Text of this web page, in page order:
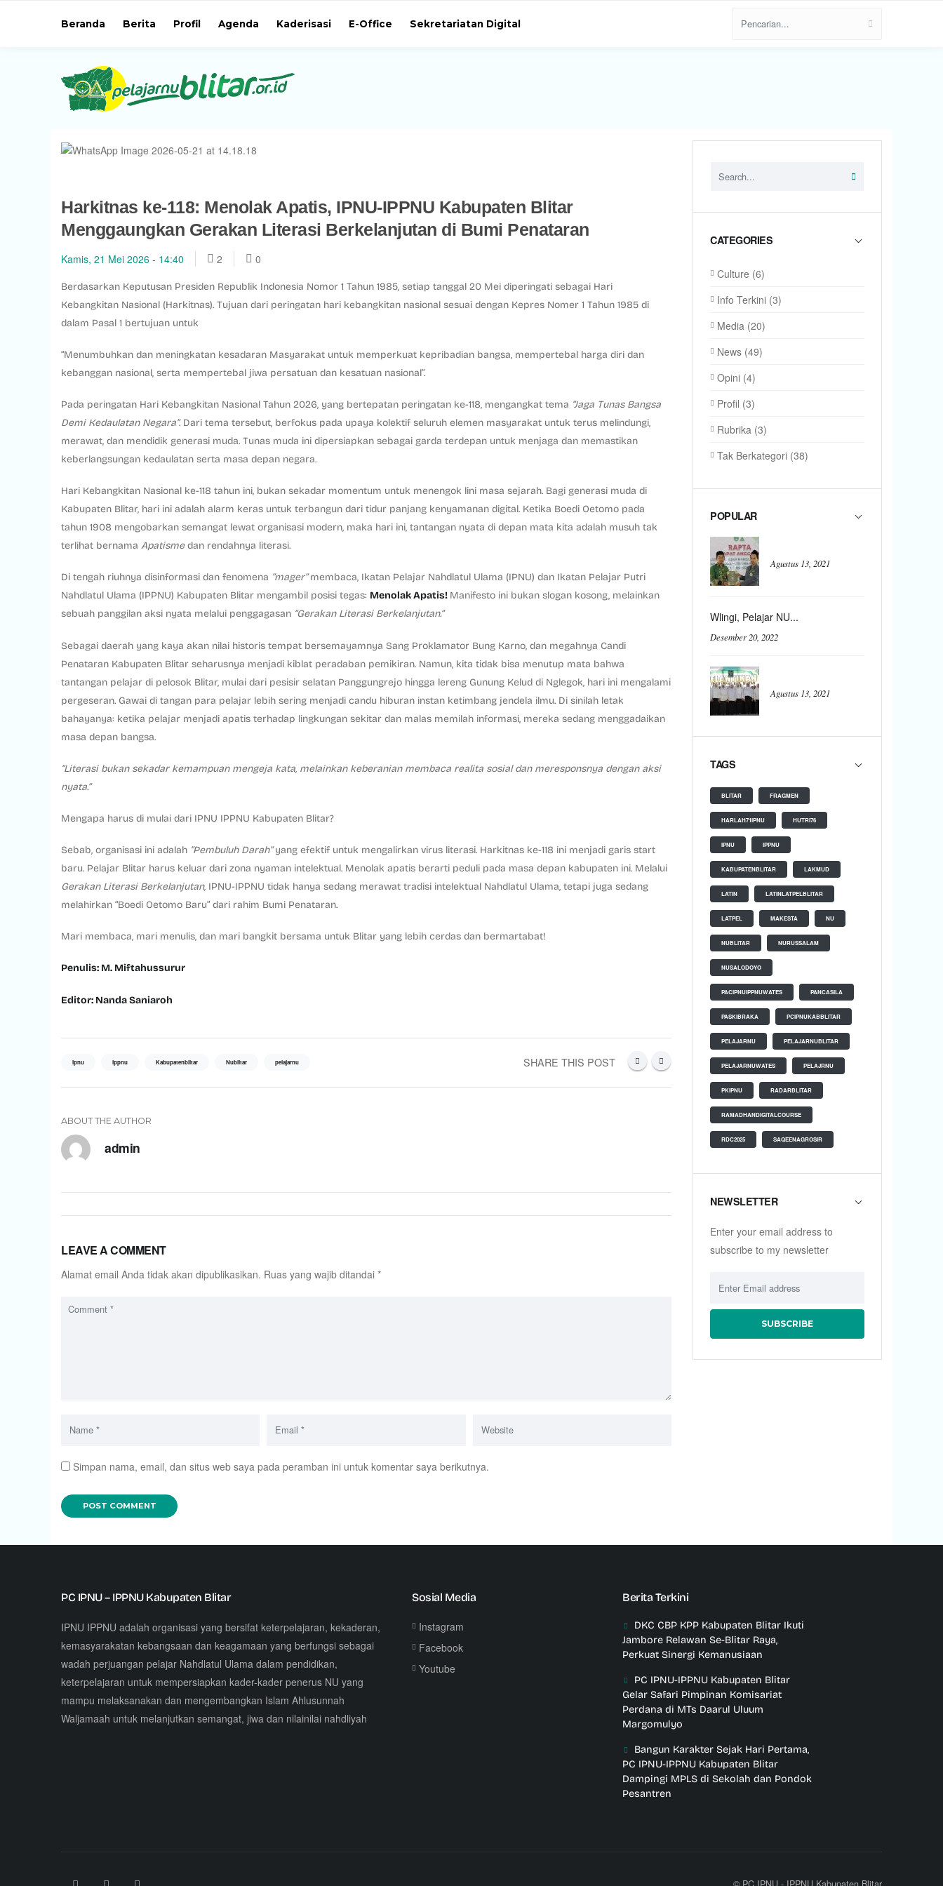
Beranda Berita Profil Agenda Kaderisasi E-Office Sekretariatan Digital
CATEGORIES
Culture (6)
Info Terkini (3)
Media (20)
News (49)
Opini (4)
Profil (3)
Rubrika (3)
Tak Berkategori (38)
POPULAR
Agustus 13, 2021
Wlingi, Pelajar NU...
Desember 20, 2022
Agustus 13, 2021
TAGS
BLITAR FRAGMEN
HARLAH71IPNU HUTRI76
IPNU IPPNU
KABUPATENBLITAR LAKMUD
LATIN LATINLATPELBLITAR
LATPEL MAKESTA NU
NUBLITAR NURUSSALAM
NUSALODOYO
PACIPNUIPPNUWATES PANCASILA
PASKIBRAKA PCIPNUKABBLITAR
PELAJARNU PELAJARNUBLITAR
PELAJARNUWATES PELAJRNU
PKIPNU RADARBLITAR
RAMADHANDIGITALCOURSE
RDC2025 SAQEENAGROSIR
NEWSLETTER
Enter your email address to
subscribe to my newsletter
SUBSCRIBE
Harkitnas ke-118: Menolak Apatis, IPNU-IPPNU Kabupaten Blitar
Menggaungkan Gerakan Literasi Berkelanjutan di Bumi Penataran
Kamis, 21 Mei 2026 - 14:40 2 0
Berdasarkan Keputusan Presiden Republik Indonesia Nomor 1 Tahun 1985, setiap tanggal 20 Mei diperingati sebagai Hari
Kebangkitan Nasional (Harkitnas). Tujuan dari peringatan hari kebangkitan nasional sesuai dengan Kepres Nomer 1 Tahun 1985 di
dalam Pasal 1 bertujuan untuk
“Menumbuhkan dan meningkatan kesadaran Masyarakat untuk memperkuat kepribadian bangsa, mempertebal harga diri dan
kebanggan nasional, serta mempertebal jiwa persatuan dan kesatuan nasional”.
Pada peringatan Hari Kebangkitan Nasional Tahun 2026, yang bertepatan peringatan ke-118, mengangkat tema “Jaga Tunas Bangsa
Demi Kedaulatan Negara”. Dari tema tersebut, berfokus pada upaya kolektif seluruh elemen masyarakat untuk terus melindungi,
merawat, dan mendidik generasi muda. Tunas muda ini dipersiapkan sebagai garda terdepan untuk menjaga dan memastikan
keberlangsungan kedaulatan serta masa depan negara.
Hari Kebangkitan Nasional ke-118 tahun ini, bukan sekadar momentum untuk menengok lini masa sejarah. Bagi generasi muda di
Kabupaten Blitar, hari ini adalah alarm keras untuk terbangun dari tidur panjang kenyamanan digital. Ketika Boedi Oetomo pada
tahun 1908 mengobarkan semangat lewat organisasi modern, maka hari ini, tantangan nyata di depan mata kita adalah musuh tak
terlihat bernama Apatismedan rendahnya literasi.
Di tengah riuhnya disinformasi dan fenomena “mager”membaca, Ikatan Pelajar Nahdlatul Ulama (IPNU) dan Ikatan Pelajar Putri
Nahdlatul Ulama (IPPNU) Kabupaten Blitar mengambil posisi tegas: Menolak Apatis! Manifesto ini bukan slogan kosong, melainkan
sebuah panggilan aksi nyata melalui penggagasan “Gerakan Literasi Berkelanjutan.”
Sebagai daerah yang kaya akan nilai historis tempat bersemayamnya Sang Proklamator Bung Karno, dan megahnya Candi
Penataran Kabupaten Blitar seharusnya menjadi kiblat peradaban pemikiran. Namun, kita tidak bisa menutup mata bahwa
tantangan pelajar di pelosok Blitar, mulai dari pesisir selatan Panggungrejo hingga lereng Gunung Kelud di Nglegok, hari ini mengalami
pergeseran. Gawai di tangan para pelajar lebih sering menjadi candu hiburan instan ketimbang jendela ilmu. Di sinilah letak
bahayanya: ketika pelajar menjadi apatis terhadap lingkungan sekitar dan malas memilah informasi, mereka sedang menggadaikan
masa depan bangsa.
“Literasi bukan sekadar kemampuan mengeja kata, melainkan keberanian membaca realita sosial dan meresponsnya dengan aksi
nyata.”
Mengapa harus di mulai dari IPNU IPPNU Kabupaten Blitar?
Sebab, organisasi ini adalah “Pembuluh Darah”yang efektif untuk mengalirkan virus literasi. Harkitnas ke-118 ini menjadi garis start
baru. Pelajar Blitar harus keluar dari zona nyaman intelektual. Menolak apatis berarti peduli pada masa depan kabupaten ini. Melalui
Gerakan Literasi Berkelanjutan, IPNU-IPPNU tidak hanya sedang merawat tradisi intelektual Nahdlatul Ulama, tetapi juga sedang
melahirkan “Boedi Oetomo Baru” dari rahim Bumi Penataran.
Mari membaca, mari menulis, dan mari bangkit bersama untuk Blitar yang lebih cerdas dan bermartabat!
Penulis: M. Miftahussurur
Editor: Nanda Saniaroh
ipnu ippnu Kabupatenblitar Nublitar pelajarnu SHARE THIS POST
ABOUT THE AUTHOR
admin
LEAVE A COMMENT
Alamat email Anda tidak akan dipublikasikan. Ruas yang wajib ditandai *
Simpan nama, email, dan situs web saya pada peramban ini untuk komentar saya berikutnya.
PC IPNU – IPPNU Kabupaten Blitar
IPNU IPPNU adalah organisasi yang bersifat keterpelajaran, kekaderan,
kemasyarakatan kebangsaan dan keagamaan yang berfungsi sebagai
wadah perjuangan pelajar Nahdlatul Ulama dalam pendidikan,
keterpelajaran untuk mempersiapkan kader-kader penerus NU yang
mampu melaksanakan dan mengembangkan Islam Ahlusunnah
Waljamaah untuk melanjutkan semangat, jiwa dan nilainilai nahdliyah
Sosial Media
Instagram
Facebook
Youtube
Berita Terkini
DKC CBP KPP Kabupaten Blitar Ikuti
Jambore Relawan Se-Blitar Raya,
Perkuat Sinergi Kemanusiaan
PC IPNU-IPPNU Kabupaten Blitar
Gelar Safari Pimpinan Komisariat
Perdana di MTs Daarul Uluum
Margomulyo
Bangun Karakter Sejak Hari Pertama,
PC IPNU-IPPNU Kabupaten Blitar
Dampingi MPLS di Sekolah dan Pondok
Pesantren